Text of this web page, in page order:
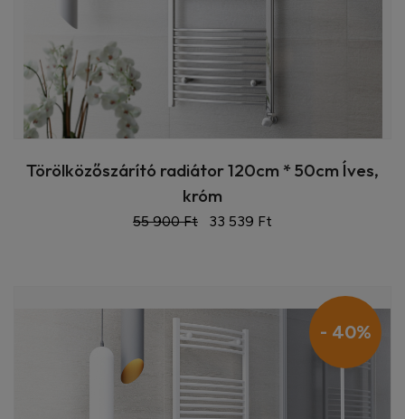
Törölközőszárító radiátor 120cm * 50cm Íves,
króm
55 900 Ft 33 539 Ft
- 40%